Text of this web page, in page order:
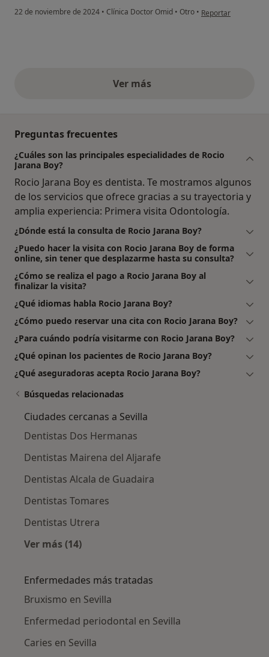
22 de noviembre de 2024 • Clínica Doctor Omid • Otro • en opinión del
Reportar
Ver másopiniones anteriores
Preguntas frecuentes
¿Cuáles son las principales especialidades de Rocio
Jarana Boy?
Rocio Jarana Boy es dentista. Te mostramos algunos
de los servicios que ofrece gracias a su trayectoria y
amplia experiencia: Primera visita Odontología.
¿Dónde está la consulta de Rocio Jarana Boy?
¿Puedo hacer la visita con Rocio Jarana Boy de forma
online, sin tener que desplazarme hasta su consulta?
¿Cómo se realiza el pago a Rocio Jarana Boy al
finalizar la visita?
¿Qué idiomas habla Rocio Jarana Boy?
¿Cómo puedo reservar una cita con Rocio Jarana Boy?
¿Para cuándo podría visitarme con Rocio Jarana Boy?
¿Qué opinan los pacientes de Rocio Jarana Boy?
¿Qué aseguradoras acepta Rocio Jarana Boy?
Búsquedas relacionadas
Ciudades cercanas a Sevilla
Dentistas Dos Hermanas
Dentistas Mairena del Aljarafe
Dentistas Alcala de Guadaira
Dentistas Tomares
Dentistas Utrera
Ver más (14)
Enfermedades más tratadas
Bruxismo en Sevilla
Enfermedad periodontal en Sevilla
Caries en Sevilla